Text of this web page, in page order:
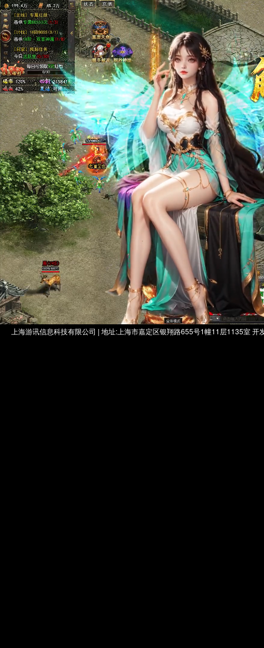
上海游讯信息科技有限公司 | 地址:上海市嘉定区银翔路655号1幢11层1135室